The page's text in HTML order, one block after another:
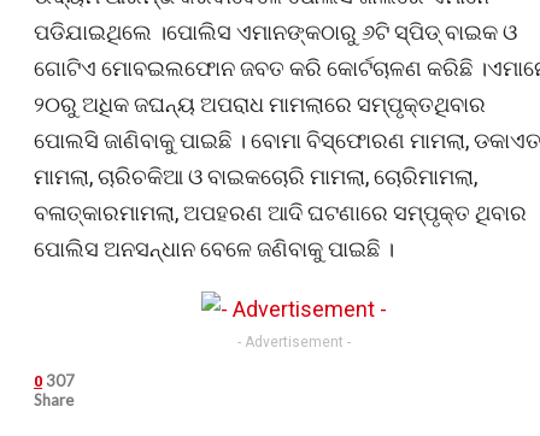
ପଡିଯାଇଥିଲେ ।ପୋଲିସ ଏମାନଙ୍କଠାରୁ ୬ଟି ସ୍ପିଡ୍ ବାଇକ ଓ
ଗୋଟିଏ ମୋବଇଲଫୋନ ଜବତ କରି କୋର୍ଟଚାଳଣ କରିଛି
୨୦ରୁ ଅଧିକ ଜଘନ୍ୟ ଅପରାଧ ମାମଲାରେ ସମ୍ପୃକ୍ତଥିବାର
ପୋଲସି ଜାଣିବାକୁ ପାଇଛି । ବୋମା ବିସ୍ଫୋରଣ ମାମଲା, ଡକାଏତ
ମାମଲା, ଚାରିଚକିଆ ଓ ବାଇକଚୋରି ମାମଲା, ଚୋରିମାମଲା,
ବଳାତ୍କାରମାମଲା, ଅପହରଣ ଆଦି ଘଟଣାରେ ସମ୍ପୃକ୍ତ ଥିବାର
ପୋଲିସ ଅନସନ୍ଧାନ ବେଳେ ଜଣିବାକୁ ପାଇଛି ।
- Advertisement -
0 307
Share